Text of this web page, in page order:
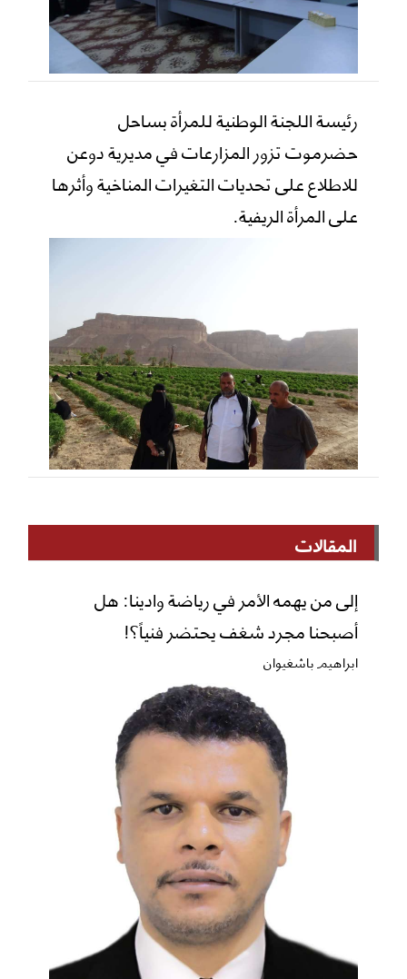
رئيسة اللجنة الوطنية للمرأة بساحل
حضرموت تزور المزارعات في مديرية دوعن
للاطلاع على تحديات التغيرات المناخية وأثرها
على المرأة الريفية.
المقالات
إلى من يهمه الأمر في رياضة وادينا: هل
أصبحنا مجرد شغف يحتضر فنياً؟!
ابراهيم باشغيوان